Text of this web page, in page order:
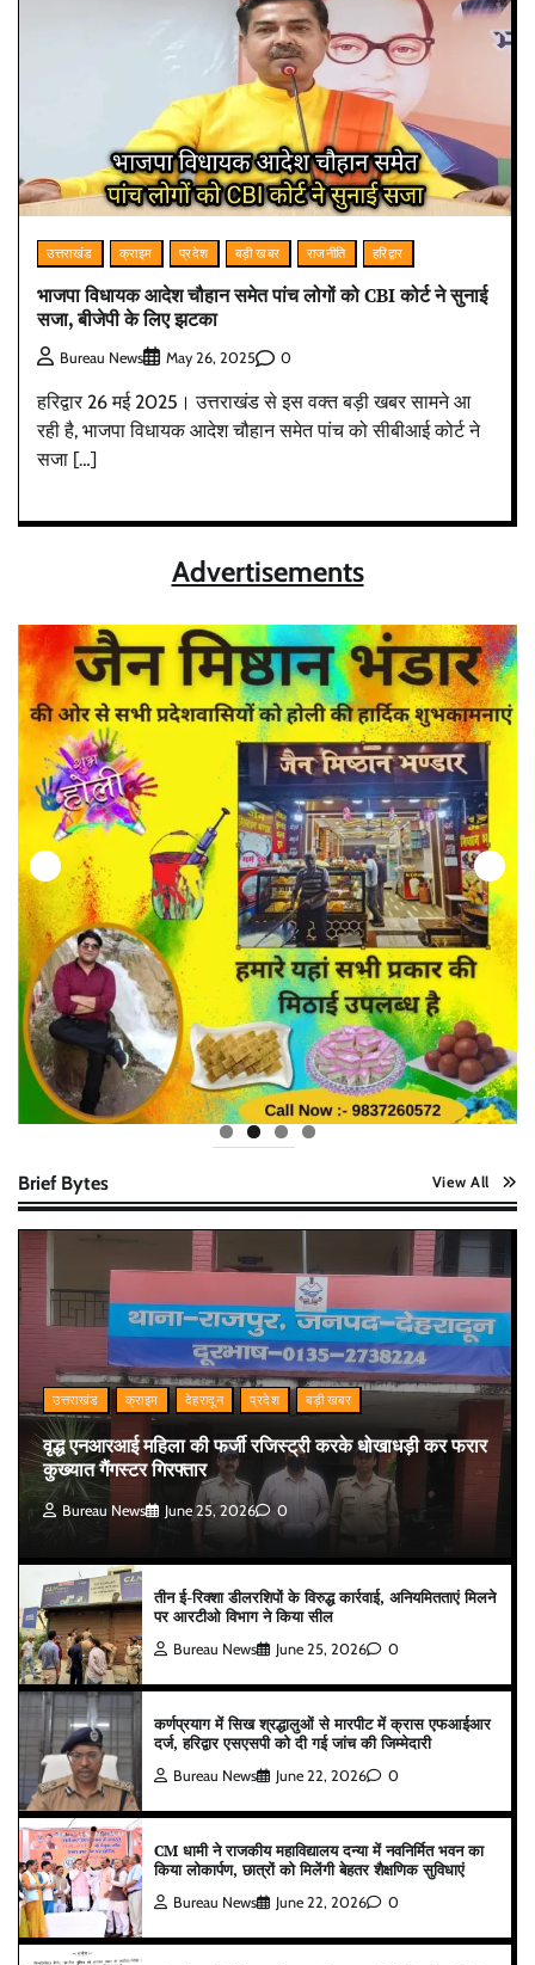
उत्तराखंड क्राइम प्रदेश बड़ी खबर राजनीति हरिद्वार
भाजपा विधायक आदेश चौहान समेत पांच लोगों को CBI कोर्ट ने सुनाई
सजा, बीजेपी के लिए झटका
Bureau News May 26, 2025 0
हरिद्वार 26 मई 2025। उत्तराखंड से इस वक्त बड़ी खबर सामने आ
रही है, भाजपा विधायक आदेश चौहान समेत पांच को सीबीआई कोर्ट ने
सजा […]
Advertisements
Brief Bytes View All
उत्तराखंड क्राइम देहरादून प्रदेश बड़ी खबर
वृद्ध एनआरआई महिला की फर्जी रजिस्ट्री करके धोखाधड़ी कर फरार
कुख्यात गैंगस्टर गिरफ्तार
Bureau News June 25, 2026 0
तीन ई-रिक्शा डीलरशिपों के विरुद्ध कार्रवाई, अनियमितताएं मिलने
पर आरटीओ विभाग ने किया सील
Bureau News June 25, 2026 0
कर्णप्रयाग में सिख श्रद्धालुओं से मारपीट में क्रास एफआईआर
दर्ज, हरिद्वार एसएसपी को दी गई जांच की जिम्मेदारी
Bureau News June 22, 2026 0
CM धामी ने राजकीय महाविद्यालय दन्या में नवनिर्मित भवन का
किया लोकार्पण, छात्रों को मिलेंगी बेहतर शैक्षणिक सुविधाएं
Bureau News June 22, 2026 0